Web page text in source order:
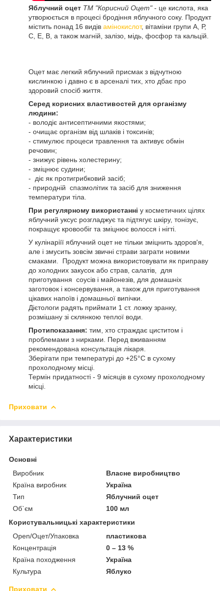
Яблучний оцет ТМ "Корисний Оцет"- це кислота, яка
утворюється в процесі бродіння яблучного соку. Продукт
містить понад 16 видів амінокислот, вітаміни групи А, Р,
С, Е, В, а також магній, залізо, мідь, фосфор та кальцій.
Оцет має легкий яблучний присмак з відчутною
кислинкою і давно є в арсеналі тих, хто дбає про
здоровий спосіб життя.
Серед корисних властивостей для організму
людини:
- володіє антисептичними якостями;
- очищає організм від шлаків і токсинів;
- стимулює процеси травлення та активує обмін
речовин;
- знижує рівень холестерину;
- зміцнює судини;
- діє як протигрибковий засіб;
- природній спазмолітик та засіб для зниження
температури тіла.
При регулярному використанні у косметичних цілях
яблучний уксус розгладжує та підтягує шкіру, тонізує,
покращує кровообіг та зміцнює волосся і нігті.
У кулінаріїї яблучний оцет не тільки зміцнить здоров'я,
але і змусить зовсім звичні страви заграти новими
смаками. Продукт можна використовувати як приправу
до холодних закусок або страв, салатів, для
приготування соусів і майонезів, для домашніх
заготовок і консервування, а також для приготування
цікавих напоїв і домашньої випічки.
Дієтологи радять приймати 1 ст. ложку зранку,
розмішану зі склянкою теплої води.
Протипоказання: тим, хто страждає циститом і
проблемами з нирками. Перед вживанням
рекомендована консультація лікаря.
Зберігати при температурі до +25°C в сухому
прохолодному місці.
Термін придатності - 9 місяців в сухому прохолодному
місці.
Приховати
Характеристики
Основні
Виробник
Власне виробництво
Країна виробник
Україна
Тип
Яблучний оцет
Об`єм
100 мл
Користувальницькі характеристики
Open/Оцет/Упаковка
пластикова
Концентрація
0 – 13 %
Країна походження
Україна
Культура
Яблуко
Приховати